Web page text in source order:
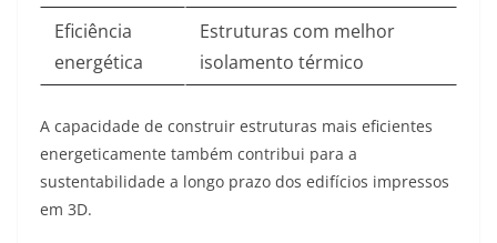
Eficiência
energética
Estruturas com melhor
isolamento térmico
A capacidade de construir estruturas mais eficientes
energeticamente também contribui para a
sustentabilidade a longo prazo dos edifícios impressos
em 3D.